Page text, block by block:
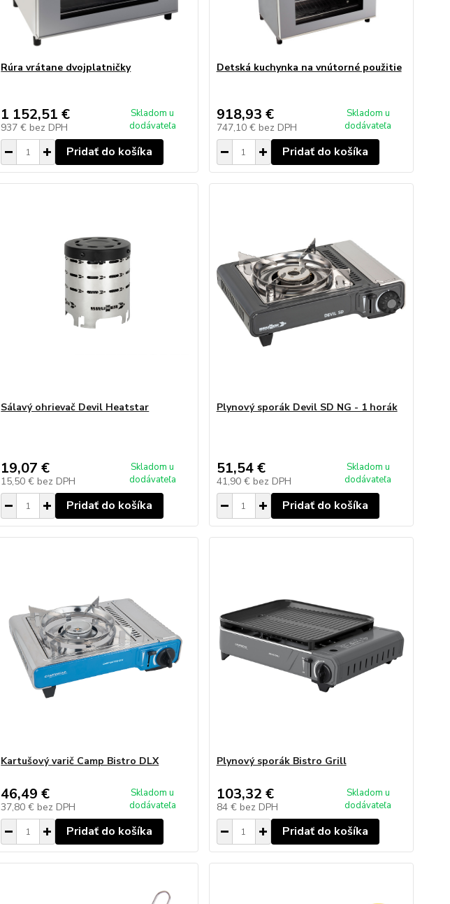
Rúra vrátane dvojplatničky
1 152,51 €
937 € bez DPH
Skladom u
dodávateľa
Pridať do košíka
Detská kuchynka na vnútorné použitie
918,93 €
747,10 € bez DPH
Skladom u
dodávateľa
Pridať do košíka
Sálavý ohrievač Devil Heatstar
19,07 €
15,50 € bez DPH
Skladom u
dodávateľa
Pridať do košíka
Plynový sporák Devil SD NG - 1 horák
51,54 €
41,90 € bez DPH
Skladom u
dodávateľa
Pridať do košíka
Kartušový varič Camp Bistro DLX
46,49 €
37,80 € bez DPH
Skladom u
dodávateľa
Pridať do košíka
Plynový sporák Bistro Grill
103,32 €
84 € bez DPH
Skladom u
dodávateľa
Pridať do košíka